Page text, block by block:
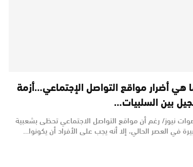
هي أضرار مواقع التواصل الإجتماعي…أزمة
بين السلبيات…
نيوز/ رغم أن مواقع التواصل الاجتماعي تحظى بشعبية
في العصر الحالي، إلا أنه يجب على الأفراد أن يكونوا…